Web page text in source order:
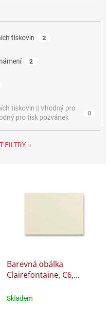
tiskovin 2
2
tiskovin || Vhodný pro
pro tisk pozvánek
0
FILTRY
Barevná obálka
Clairefontaine, C6,
Skladem